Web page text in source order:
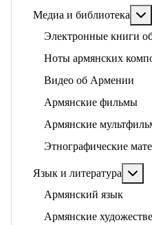
Медиа и библиотека
Электронные книги
Ноты армянских
Видео об Армении
Армянские фильмы
Армянские
Этнографические
Язык и литература
Армянский язык
Армянские